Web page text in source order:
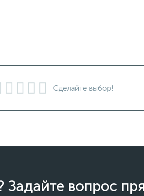
Сделайте выбор!
Задайте вопрос